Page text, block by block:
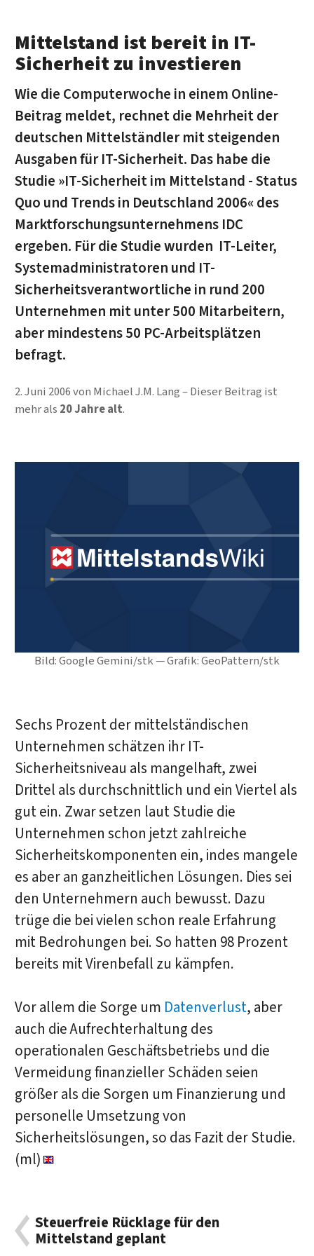
Bild: Google Gemini/stk — Grafik: GeoPattern/stk
Mittelstand ist bereit in IT-
Sicherheit zu investieren
Wie die Computerwoche in einem Online-
Beitrag meldet, rechnet die Mehrheit der
deutschen Mittelständler mit steigenden
Ausgaben für IT-Sicherheit. Das habe die
Studie »IT-Sicherheit im Mittelstand - Status
Quo und Trends in Deutschland 2006« des
Marktforschungsunternehmens IDC
ergeben. Für die Studie wurden IT-Leiter,
Systemadministratoren und IT-
Sicherheitsverantwortliche in rund 200
Unternehmen mit unter 500 Mitarbeitern,
aber mindestens 50 PC-Arbeitsplätzen
befragt.
2. Juni 2006von Michael J.M. Lang
Dieser Beitrag ist
mehr als 20 Jahre alt.
Sechs Prozent der mittelständischen
Unternehmen schätzen ihr IT-
Sicherheitsniveau als mangelhaft, zwei
Drittel als durchschnittlich und ein Viertel als
gut ein. Zwar setzen laut Studie die
Unternehmen schon jetzt zahlreiche
Sicherheitskomponenten ein, indes mangele
es aber an ganzheitlichen Lösungen. Dies sei
den Unternehmern auch bewusst. Dazu
trüge die bei vielen schon reale Erfahrung
mit Bedrohungen bei. So hatten 98 Prozent
bereits mit Virenbefall zu kämpfen.
Vor allem die Sorge um Datenverlust, aber
auch die Aufrechterhaltung des
operationalen Geschäftsbetriebs und die
Vermeidung finanzieller Schäden seien
größer als die Sorgen um Finanzierung und
personelle Umsetzung von
Sicherheitslösungen, so das Fazit der Studie.
(ml)
Steuerfreie Rücklage für den
Mittelstand geplant